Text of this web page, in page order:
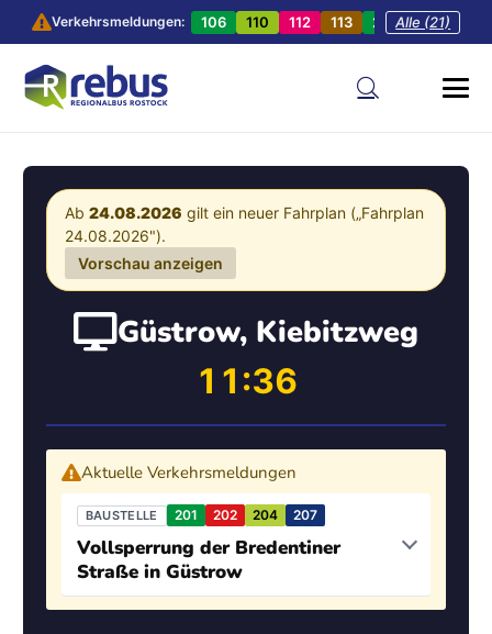
Verkehrsmeldungen: 106 110 112 113 201 202
Alle (21)
Ab 24.08.2026 gilt ein neuer Fahrplan („Fahrplan
24.08.2026").
Vorschau anzeigen
Güstrow, Kiebitzweg
11:36
Aktuelle Verkehrsmeldungen
BAUSTELLE 201 202 204 207
Vollsperrung der Bredentiner
Straße in Güstrow